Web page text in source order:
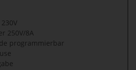
250V/8A
programmierbar